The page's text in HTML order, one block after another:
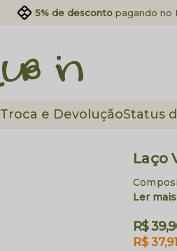
5% de desconto pagando no
Troca e DevoluçãoStatus
Laço
Ler mais
R$ 37,91
R$